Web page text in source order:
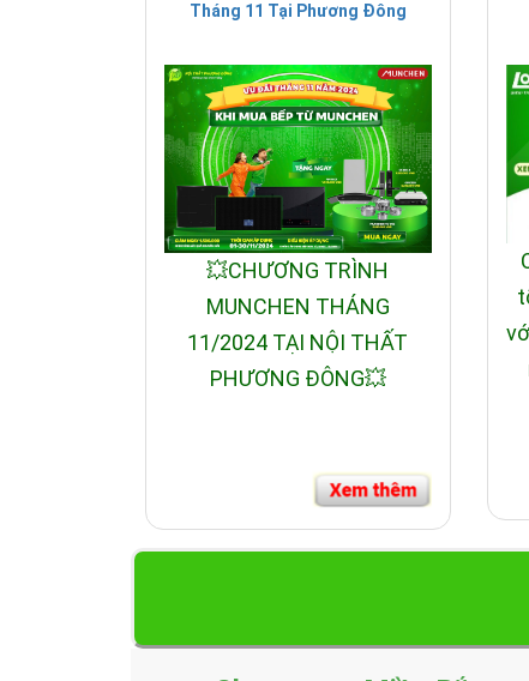
Tháng 11 Tại Phương Đông
💥CHƯƠNG TRÌNH
MUNCHEN THÁNG
11/2024 TẠI NỘI THẤT
PHƯƠNG ĐÔNG💥